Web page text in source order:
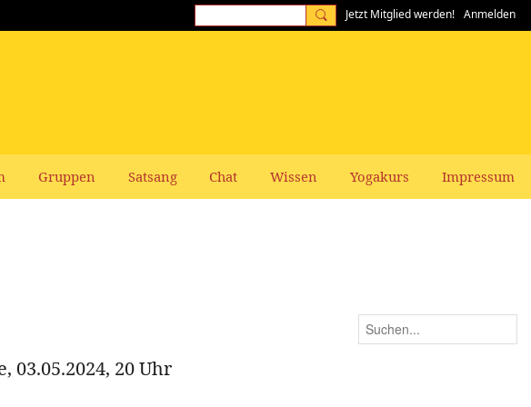
Jetzt Mitglied werden! Anmelden
Gruppen Satsang Chat Wissen Yogakurs Impressum
03.05.2024, 20 Uhr